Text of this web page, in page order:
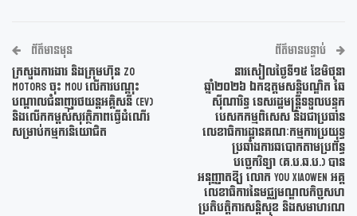
ព័ត៌មានមុន
ក្រសួងការងារ និងក្រុមហ៊ុន Zo
Motors ចុះ MoU លើការបណ្តុះ
បណ្តាលជំនាញរថយន្តអគ្គិសនី (EV)
និងលើកកម្ពស់សុវត្ថិភាពធ្វើដំណើរ
សម្រាប់កម្មករនិយោជិត
ព័ត៌មានបន្ទាប់
នារសៀលថ្ងៃទី១៥ ខែមិថុនា
ឆ្នាំ២០២៦ ឯកឧត្តមសន្តិបណ្ឌិត ឆៃ
ស៊ីណារិទ្ធ ទេសរដ្ឋមន្ត្រីទទួលបន្ទុក
បេសកកម្មពិសេស និងជាប្រធាន
លេខាធិការដ្ឋានគណៈកម្មការប្រយុទ្ធ
ប្រឆាំងការឆបោកតាមប្រព័ន្ធ
បច្ចេកវិទ្យា (គ.ប.ឆ.ប.) បាន
អនុញ្ញាតឱ្យ លោក You Xiaowen អគ្គ
លេខាធិការនៃមជ្ឈមណ្ឌលកិច្ចសហ
ប្រតិបត្តិការសន្តិសុខ និងសមាហរណ